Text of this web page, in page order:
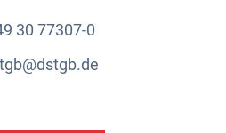
30 77307-0